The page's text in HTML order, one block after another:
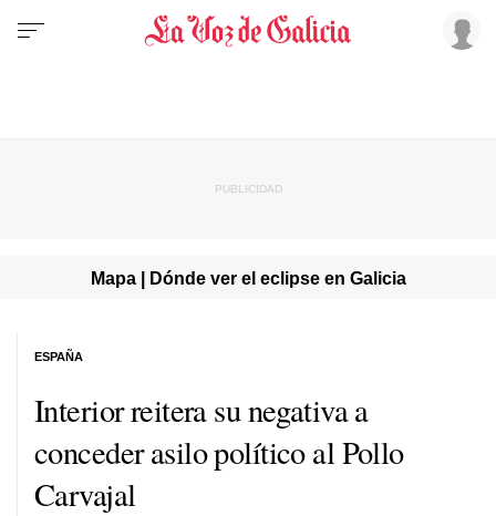
Mapa | Dónde ver el eclipse en Galicia
Interior reitera su negativa a
conceder asilo político al Pollo
Carvajal
ESPAÑA